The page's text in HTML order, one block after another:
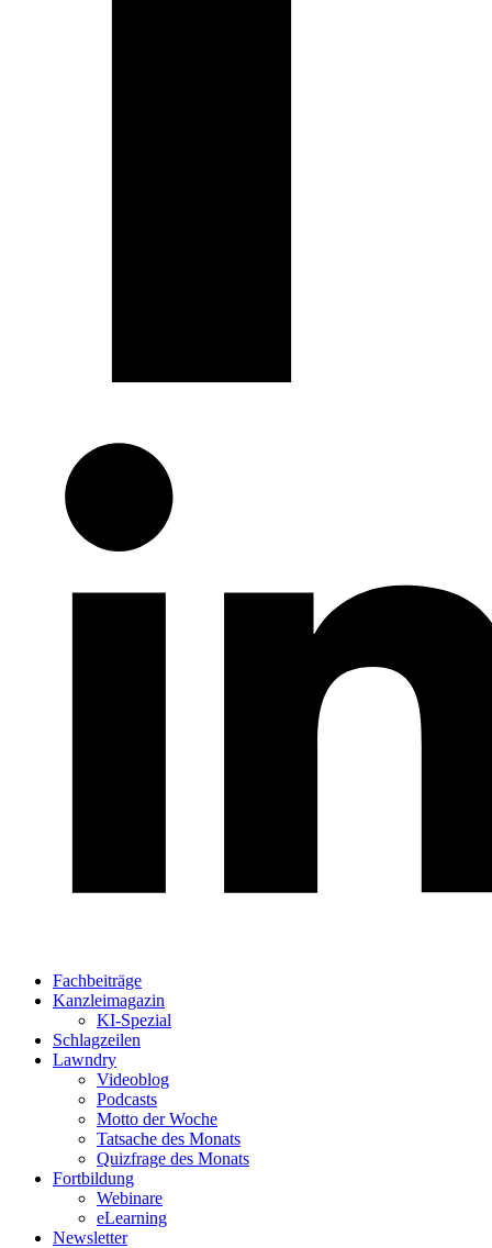
Fachbeiträge
Kanzleimagazin
KI-Spezial
Schlagzeilen
Lawndry
Videoblog
Podcasts
Motto der Woche
Tatsache des Monats
Quizfrage des Monats
Fortbildung
Webinare
eLearning
Newsletter